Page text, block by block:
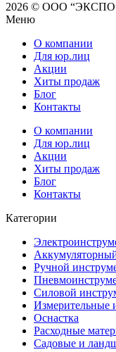
2026 © ООО
Меню
О компании
Для юр.лиц
Акции
Хиты продаж
Блог
Контакты
О компании
Для юр.лиц
Акции
Хиты продаж
Блог
Контакты
Категории
Ручной
Силовой
Измерительные
Оснастка
Расходные
Садовые и